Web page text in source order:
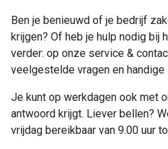
Ben je benieuwd of je bedrijf
krijgen? Of heb je hulp nodig bij
verder: op onze service &
veelgestelde vragen en handige
Je kunt op werkdagen ook met
antwoord krijgt. Liever bellen?
vrijdag bereikbaar van 9.00 uur